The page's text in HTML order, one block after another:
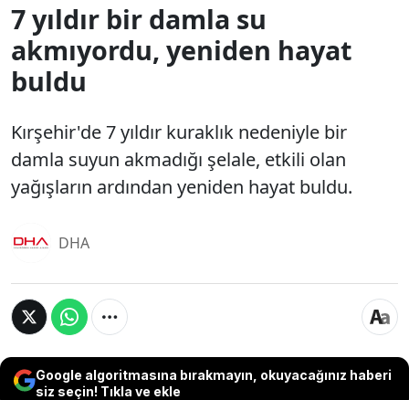
7 yıldır bir damla su
akmıyordu, yeniden hayat
buldu
Kırşehir'de 7 yıldır kuraklık nedeniyle bir
damla suyun akmadığı şelale, etkili olan
yağışların ardından yeniden hayat buldu.
DHA
Google algoritmasına bırakmayın, okuyacağınız haberi
siz seçin! Tıkla ve ekle